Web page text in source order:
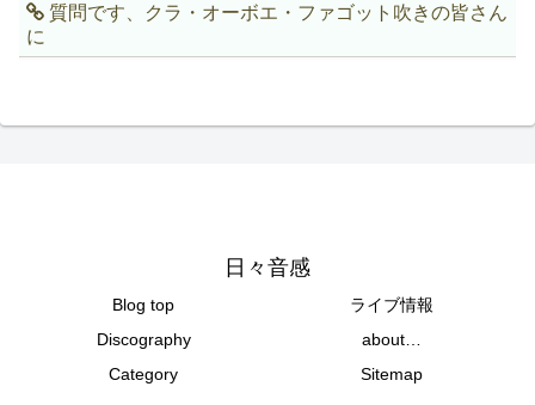
質問です、クラ・オーボエ・ファゴット吹きの皆さん
に
日々音感
Blog top
ライブ情報
Discography
about…
Category
Sitemap